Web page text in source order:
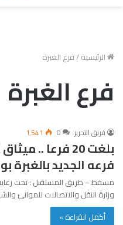
الرئيسية/فرع الغبرة
فرع الغبرة
فريق التحرير
0 1٬541
بلغت 20 فرعا ..
فرعه الجديد بالغبرة
مسقط – طريق المستقبل : تحت
وزارة النقل والاتصالات للموانئ
أكمل القراءة »